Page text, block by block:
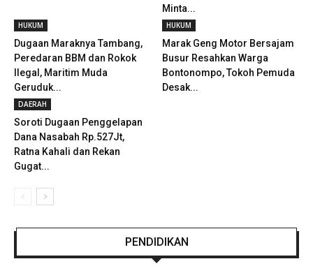
Minta...
HUKUM
Dugaan Maraknya Tambang,
Peredaran BBM dan Rokok
Ilegal, Maritim Muda
Geruduk...
HUKUM
Marak Geng Motor Bersajam
Busur Resahkan Warga
Bontonompo, Tokoh Pemuda
Desak...
DAERAH
Soroti Dugaan Penggelapan
Dana Nasabah Rp.527Jt,
Ratna Kahali dan Rekan
Gugat...
PENDIDIKAN